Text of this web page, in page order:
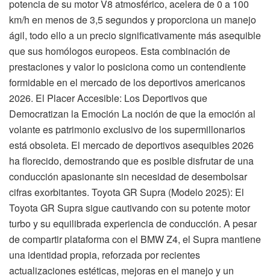
potencia de su motor V8 atmosférico, acelera de 0 a 100
km/h en menos de 3,5 segundos y proporciona un manejo
ágil, todo ello a un precio significativamente más asequible
que sus homólogos europeos. Esta combinación de
prestaciones y valor lo posiciona como un contendiente
formidable en el mercado de los deportivos americanos
2026. El Placer Accesible: Los Deportivos que
Democratizan la Emoción La noción de que la emoción al
volante es patrimonio exclusivo de los supermillonarios
está obsoleta. El mercado de deportivos asequibles 2026
ha florecido, demostrando que es posible disfrutar de una
conducción apasionante sin necesidad de desembolsar
cifras exorbitantes. Toyota GR Supra (Modelo 2025): El
Toyota GR Supra sigue cautivando con su potente motor
turbo y su equilibrada experiencia de conducción. A pesar
de compartir plataforma con el BMW Z4, el Supra mantiene
una identidad propia, reforzada por recientes
actualizaciones estéticas, mejoras en el manejo y un